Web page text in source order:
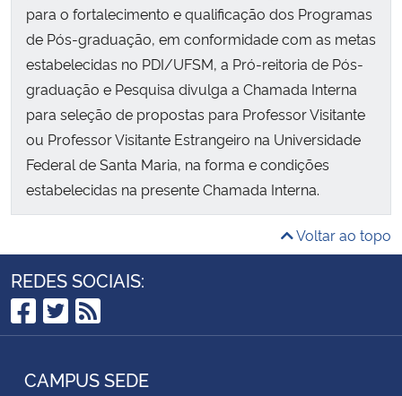
para o fortalecimento e qualificação dos Programas
de Pós-graduação, em conformidade com as metas
estabelecidas no PDI/UFSM, a Pró-reitoria de Pós-
graduação e Pesquisa divulga a Chamada Interna
para seleção de propostas para Professor Visitante
ou Professor Visitante Estrangeiro na Universidade
Federal de Santa Maria, na forma e condições
estabelecidas na presente Chamada Interna.
As propostas de contratação de Professor Visitante
Nacional ou Professor Visitante Estrangeiro deverão
ser encaminhadas em cópia impressa, à Pró-reitoria
de Pós-graduação e Pesquisa,
administrativo aberto no Departamento de
maio de 2019.
Voltar ao topo
REDES SOCIAIS:
Facebook
Twitter
RSS
CAMPUS SEDE